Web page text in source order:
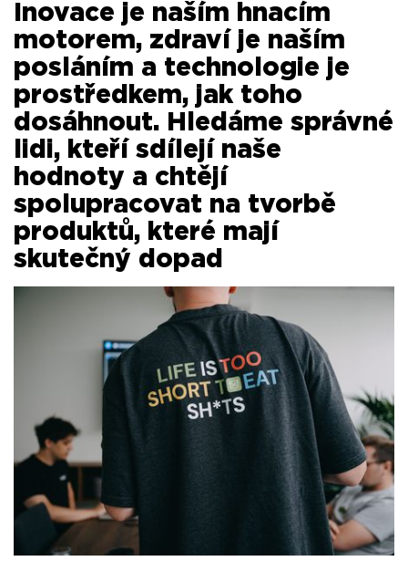
Inovace je naším hnacím
motorem, zdraví je naším
posláním a technologie je
prostředkem, jak toho
dosáhnout. Hledáme správné
lidi, kteří sdílejí naše
hodnoty a chtějí
spolupracovat na tvorbě
produktů, které mají
skutečný dopad